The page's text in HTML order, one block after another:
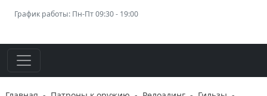
График работы: Пн-Пт 09:30 - 19:00